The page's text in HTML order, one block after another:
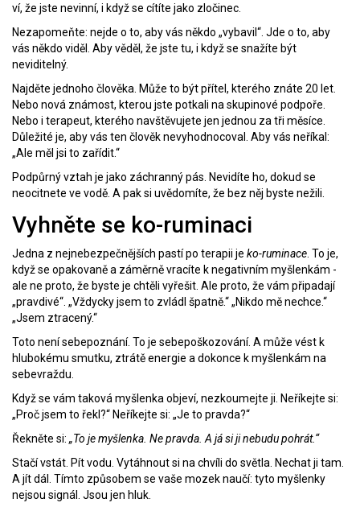
ví, že jste nevinní, i když se cítíte jako zločinec.
Nezapomeňte: nejde o to, aby vás někdo „vybavil“. Jde o to, aby
vás někdo viděl. Aby věděl, že jste tu, i když se snažíte být
neviditelný.
Najděte jednoho člověka. Může to být přítel, kterého znáte 20 let.
Nebo nová známost, kterou jste potkali na skupinové podpoře.
Nebo i terapeut, kterého navštěvujete jen jednou za tři měsíce.
Důležité je, aby vás ten člověk nevyhodnocoval. Aby vás neříkal:
„Ale měl jsi to zařídit.“
Podpůrný vztah je jako záchranný pás. Nevidíte ho, dokud se
neocitnete ve vodě. A pak si uvědomíte, že bez něj byste nežili.
Vyhněte se ko-ruminaci
Jedna z nejnebezpečnějších pastí po terapii je ko-ruminace. To je,
když se opakovaně a záměrně vracíte k negativním myšlenkám -
ale ne proto, že byste je chtěli vyřešit. Ale proto, že vám připadají
„pravdivé“. „Vždycky jsem to zvládl špatně.“ „Nikdo mě nechce.“
„Jsem ztracený.“
Toto není sebepoznání. To je sebepoškozování. A může vést k
hlubokému smutku, ztrátě energie a dokonce k myšlenkám na
sebevraždu.
Když se vám taková myšlenka objeví, nezkoumejte ji. Neříkejte si:
„Proč jsem to řekl?“ Neříkejte si: „Je to pravda?“
Řekněte si: „To je myšlenka. Ne pravda. A já si ji nebudu pohrát.“
Stačí vstát. Pít vodu. Vytáhnout si na chvíli do světla. Nechat ji tam.
A jít dál. Tímto způsobem se vaše mozek naučí: tyto myšlenky
nejsou signál. Jsou jen hluk.